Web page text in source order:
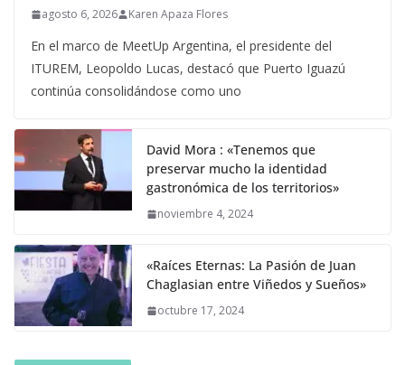
agosto 6, 2026 Karen Apaza Flores
En el marco de MeetUp Argentina, el presidente del
ITUREM, Leopoldo Lucas, destacó que Puerto Iguazú
continúa consolidándose como uno
David Mora : «Tenemos que
preservar mucho la identidad
gastronómica de los territorios»
noviembre 4, 2024
«Raíces Eternas: La Pasión de Juan
Chaglasian entre Viñedos y Sueños»
octubre 17, 2024